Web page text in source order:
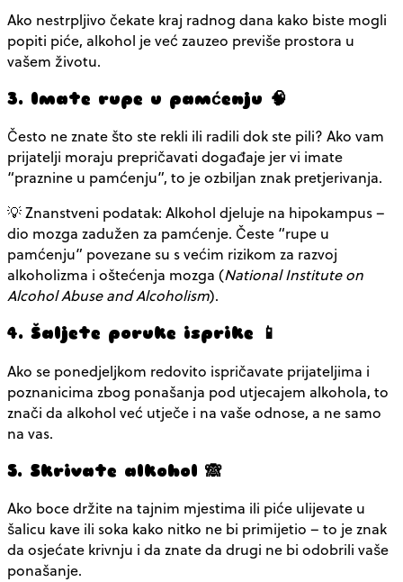
Ako nestrpljivo čekate kraj radnog dana kako biste mogli
popiti piće, alkohol je već zauzeo previše prostora u
vašem životu.
3. Imate rupe u pamćenju 🧠
Često ne znate što ste rekli ili radili dok ste pili? Ako vam
prijatelji moraju prepričavati događaje jer vi imate
“praznine u pamćenju”, to je ozbiljan znak pretjerivanja.
💡Znanstveni podatak: Alkohol djeluje na hipokampus –
dio mozga zadužen za pamćenje. Česte “rupe u
pamćenju” povezane su s većim rizikom za razvoj
alkoholizma i oštećenja mozga (National Institute on
Alcohol Abuse and Alcoholism).
4. Šaljete poruke isprike 📱
Ako se ponedjeljkom redovito ispričavate prijateljima i
poznanicima zbog ponašanja pod utjecajem alkohola, to
znači da alkohol već utječe i na vaše odnose, a ne samo
na vas.
5. Skrivate alkohol 🙈
Ako boce držite na tajnim mjestima ili piće ulijevate u
šalicu kave ili soka kako nitko ne bi primijetio – to je znak
da osjećate krivnju i da znate da drugi ne bi odobrili vaše
ponašanje.